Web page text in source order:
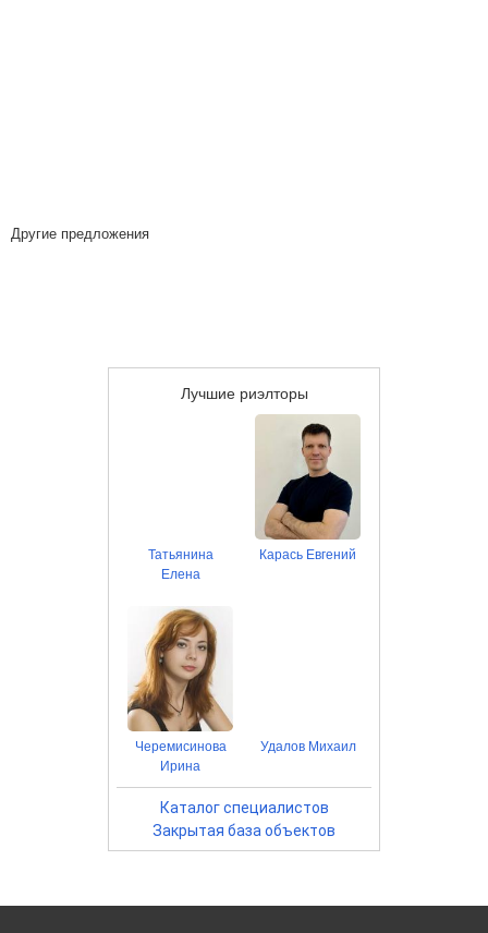
Другие предложения
Лучшие риэлторы
Татьянина
Елена
Карась Евгений
Черемисинова
Ирина
Удалов Михаил
Каталог специалистов
Закрытая база объектов